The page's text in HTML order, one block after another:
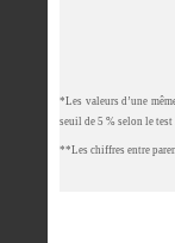
*Les valeurs d’une
seuil de 5 % selon le test
**Les chiffres entre